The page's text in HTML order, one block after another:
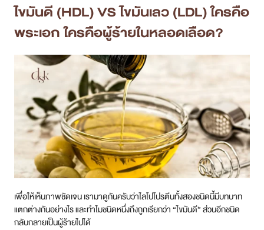
ไทย
ไขมันดี (HDL) VS ไขมันเลว (LDL) ใครคือ
พระเอก ใครคือผู้ร้ายในหลอดเลือด?
เพื่อให้เห็นภาพชัดเจน เรามาดูกันครับว่าไลโปโปรตีนทั้งสองชนิดนี้มีบทบาท
แตกต่างกันอย่างไร และทำไมชนิดหนึ่งถึงถูกเรียกว่า “ไขมันดี” ส่วนอีกชนิด
กลับกลายเป็นผู้ร้ายไปได้